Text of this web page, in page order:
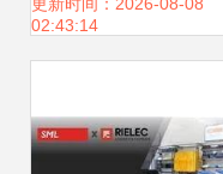
投融资及兼并重组
02:43:14